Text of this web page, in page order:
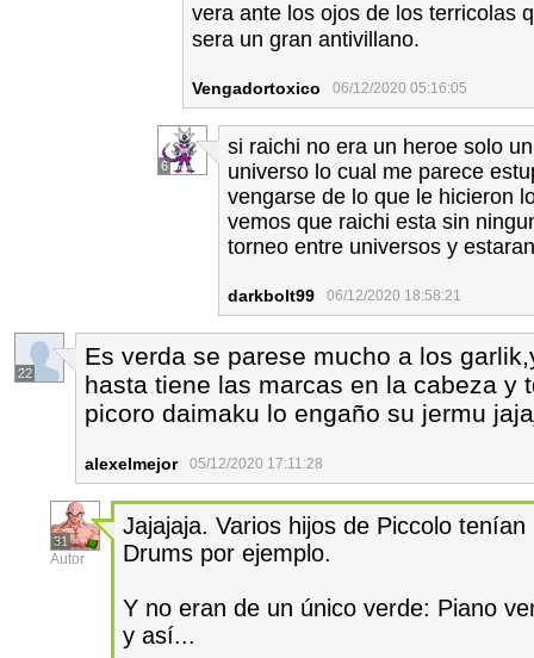
vera ante los ojos de los terricolas
sera un gran antivillano.
Vengadortoxico 06/12/2020 05:16:05
6
si raichi no era un heroe solo
universo lo cual me parece
vengarse de lo que le hicieron
vemos que raichi esta sin
torneo entre universos y
darkbolt99 06/12/2020 18:58:21
22
Es verda se parese mucho a los
hasta tiene las marcas en la cabeza y
picoro daimaku lo engaño su jermu
alexelmejor 05/12/2020 17:11:28
31
Autor
Jajajaja. Varios hijos de Piccolo
Drums por ejemplo.
Y no eran de un único verde: Piano
y así...